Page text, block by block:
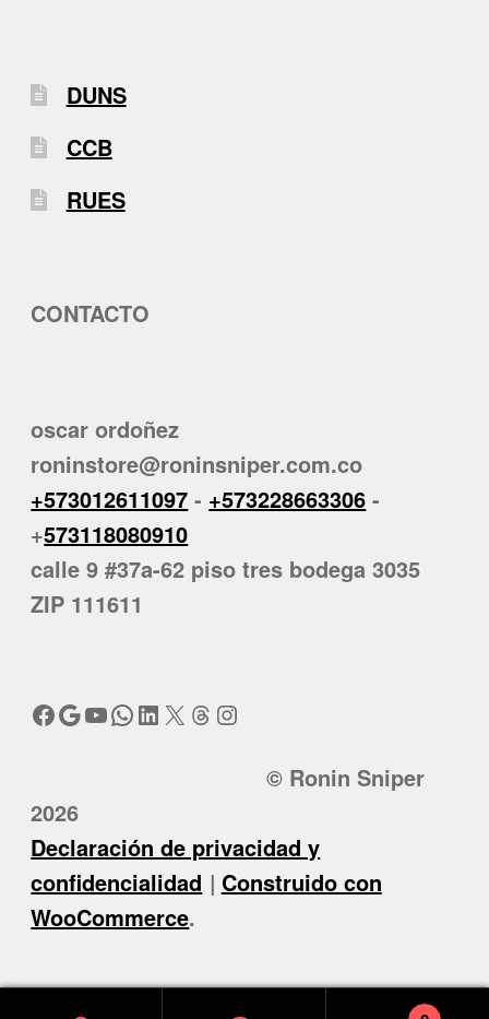
DUNS
CCB
RUES
CONTACTO
oscar ordoñez
roninstore@roninsniper.com.co
+573012611097 - +573228663306 -
+573118080910
calle 9 #37a-62 piso tres bodega 3035
ZIP 111611
Facebook
Google
YouTube
WhatsApp
LinkedIn
X Threads
Instagram
© Ronin Sniper
2026
Declaración de privacidad y
confidencialidad
Construido con
WooCommerce.